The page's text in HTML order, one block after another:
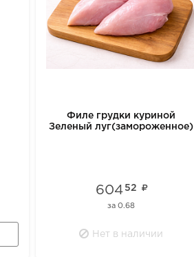
Филе грудки куриной
Зеленый луг(замороженное)
604 52
за 0.68
Нет в наличии